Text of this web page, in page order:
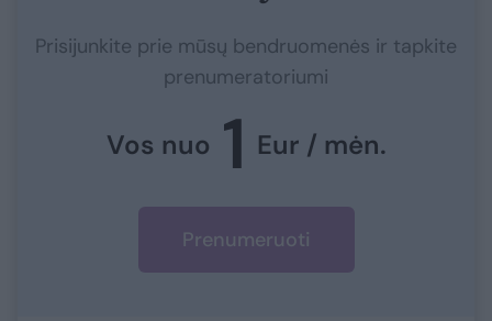
Prisijunkite prie mūsų bendruomenės ir tapkite
prenumeratoriumi
Vos nuo 1 Eur / mėn.
Prenumeruoti